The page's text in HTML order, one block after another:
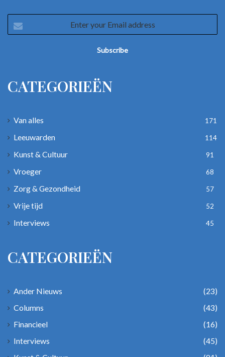
your
CATEGORIEËN
Van alles 171
Leeuwarden 114
Kunst & Cultuur 91
Vroeger 68
Zorg & Gezondheid 57
Vrije tijd 52
Interviews 45
CATEGORIEËN
Ander Nieuws
(23)
Columns
(43)
Financieel
(16)
Interviews
(45)